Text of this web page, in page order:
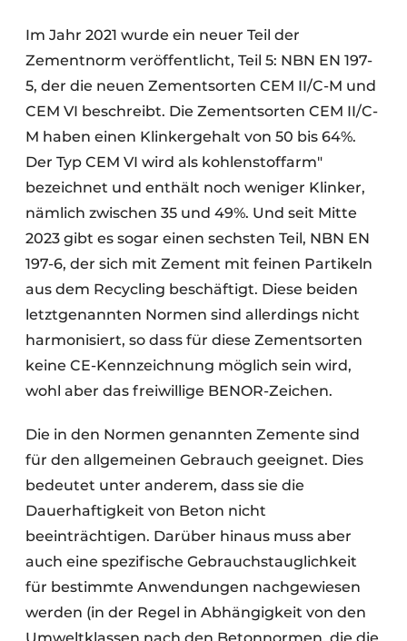
Im Jahr 2021 wurde ein neuer Teil der
Zementnorm veröffentlicht, Teil 5: NBN EN 197-
5, der die neuen Zementsorten CEM II/C-M und
CEM VI beschreibt. Die Zementsorten CEM II/C-
M haben einen Klinkergehalt von 50 bis 64%.
Der Typ CEM VI wird als kohlenstoffarm"
bezeichnet und enthält noch weniger Klinker,
nämlich zwischen 35 und 49%. Und seit Mitte
2023 gibt es sogar einen sechsten Teil, NBN EN
197-6, der sich mit Zement mit feinen Partikeln
aus dem Recycling beschäftigt. Diese beiden
letztgenannten Normen sind allerdings nicht
harmonisiert, so dass für diese Zementsorten
keine CE-Kennzeichnung möglich sein wird,
wohl aber das freiwillige BENOR-Zeichen.
Die in den Normen genannten Zemente sind
für den allgemeinen Gebrauch geeignet. Dies
bedeutet unter anderem, dass sie die
Dauerhaftigkeit von Beton nicht
beeinträchtigen. Darüber hinaus muss aber
auch eine spezifische Gebrauchstauglichkeit
für bestimmte Anwendungen nachgewiesen
werden (in der Regel in Abhängigkeit von den